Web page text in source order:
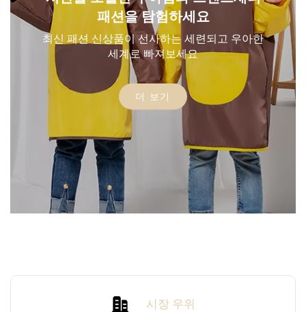
패션을 탐험하세요
최신 패션 신상품이 선사하는 세련되고 우아한
세계로 빠져보세요
더 보기
시장 우위